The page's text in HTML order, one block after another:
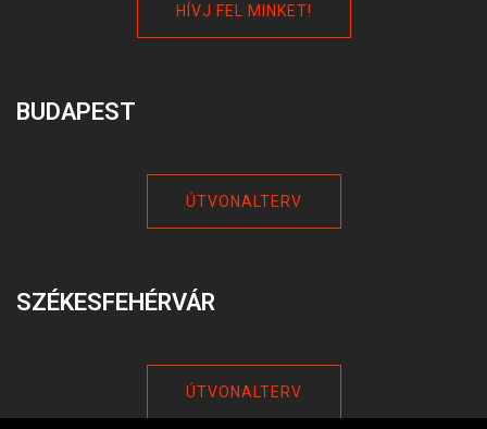
HÍVJ FEL MINKET!
BUDAPEST
ÚTVONALTERV
SZÉKESFEHÉRVÁR
ÚTVONALTERV